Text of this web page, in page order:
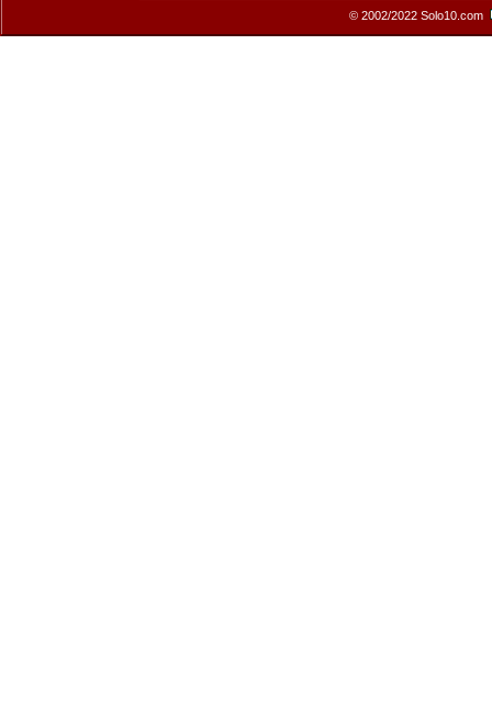
© 2002/2022 Solo10.com